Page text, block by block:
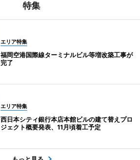
特集
エリア特集
福岡空港国際線ターミナルビル等増改築工事が
完了
エリア特集
西日本シティ銀行本店本館ビルの建て替えプロ
ジェクト概要発表、11月頃着工予定